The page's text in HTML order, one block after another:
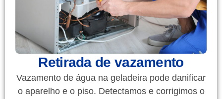
Retirada de vazamento
Vazamento de água na geladeira pode danificar
o aparelho e o piso. Detectamos e corrigimos o